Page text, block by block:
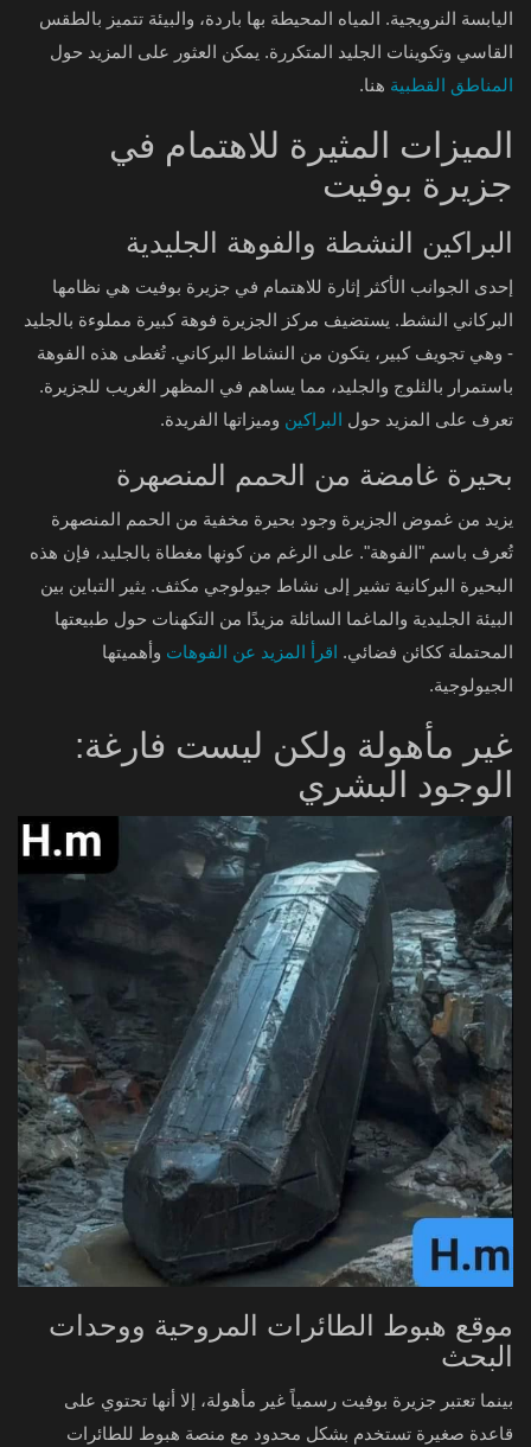
اليابسة النرويجية. المياه المحيطة بها باردة، والبيئة تتميز بالطقس
القاسي وتكوينات الجليد المتكررة. يمكن العثور على المزيد حول
المناطق القطبية هنا.
الميزات المثيرة للاهتمام في
جزيرة بوفيت
البراكين النشطة والفوهة الجليدية
إحدى الجوانب الأكثر إثارة للاهتمام في جزيرة بوفيت هي نظامها
البركاني النشط. يستضيف مركز الجزيرة فوهة كبيرة مملوءة بالجليد
- وهي تجويف كبير، يتكون من النشاط البركاني. تُغطى هذه الفوهة
باستمرار بالثلوج والجليد، مما يساهم في المظهر الغريب للجزيرة.
تعرف على المزيد حول البراكين وميزاتها الفريدة.
بحيرة غامضة من الحمم المنصهرة
يزيد من غموض الجزيرة وجود بحيرة مخفية من الحمم المنصهرة
تُعرف باسم "الفوهة". على الرغم من كونها مغطاة بالجليد، فإن هذه
البحيرة البركانية تشير إلى نشاط جيولوجي مكثف. يثير التباين بين
البيئة الجليدية والماغما السائلة مزيدًا من التكهنات حول طبيعتها
المحتملة ككائن فضائي. اقرأ المزيد عن الفوهات وأهميتها
الجيولوجية.
غير مأهولة ولكن ليست فارغة:
الوجود البشري
موقع هبوط الطائرات المروحية ووحدات
البحث
بينما تعتبر جزيرة بوفيت رسمياً غير مأهولة، إلا أنها تحتوي على
قاعدة صغيرة تستخدم بشكل محدود مع منصة هبوط للطائرات